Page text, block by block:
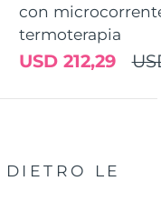
con
termoterapia
USD 212,29
LE